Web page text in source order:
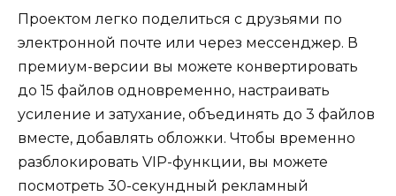
Проектом легко поделиться с друзьями по
электронной почте или через мессенджер. В
премиум-версии вы можете конвертировать
до 15 файлов одновременно, настраивать
усиление и затухание, объединять до 3 файлов
вместе, добавлять обложки. Чтобы временно
разблокировать VIP-функции, вы можете
посмотреть 30-секундный рекламный